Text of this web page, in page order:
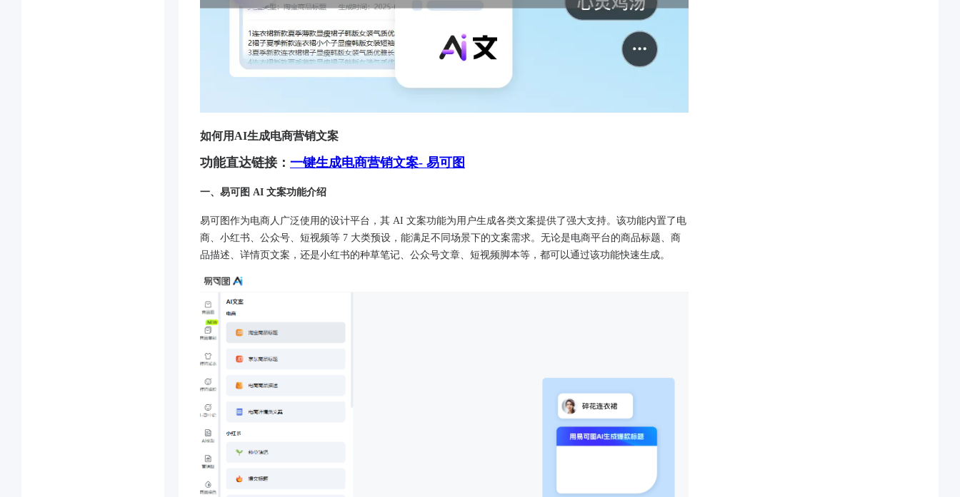
如何用AI生成电商营销文案
功能直达链接： 一键生成电商营销文案- 易可图
一、易可图 AI 文案功能介绍
易可图作为电商人广泛使用的设计平台，其 AI 文案功能为用户生成各类文案提供了强大支持。该功能内置了电
商、小红书、公众号、短视频等 7 大类预设，能满足不同场景下的文案需求。无论是电商平台的商品标题、商
品描述、详情页文案，还是小红书的种草笔记、公众号文章、短视频脚本等，都可以通过该功能快速生成。